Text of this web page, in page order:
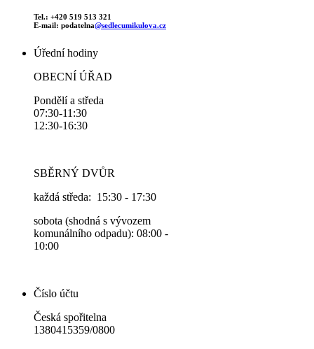
Tel.: +420 519 513 321
E-mail: podatelna@sedlecumikulova.cz
Úřední hodiny
OBECNÍ ÚŘAD
Pondělí a středa
07:30-11:30
12:30-16:30
SBĚRNÝ DVŮR
každá středa: 15:30 - 17:30
sobota (shodná s vývozem
komunálního odpadu): 08:00 -
10:00
Číslo účtu
Česká spořitelna
1380415359/0800